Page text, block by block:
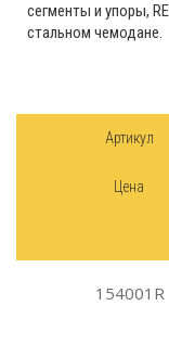
сегменты и упоры,
стальном чемодане.
Артикул
Цена
154001R